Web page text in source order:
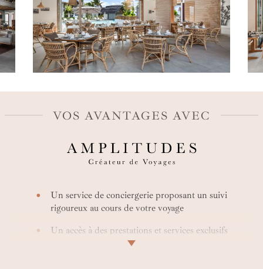
VOS AVANTAGES AVEC
Un service de conciergerie proposant un suivi
rigoureux au cours de votre voyage
Un accès à des prestations et services exclusifs
comme des early check-in ou des surclassements